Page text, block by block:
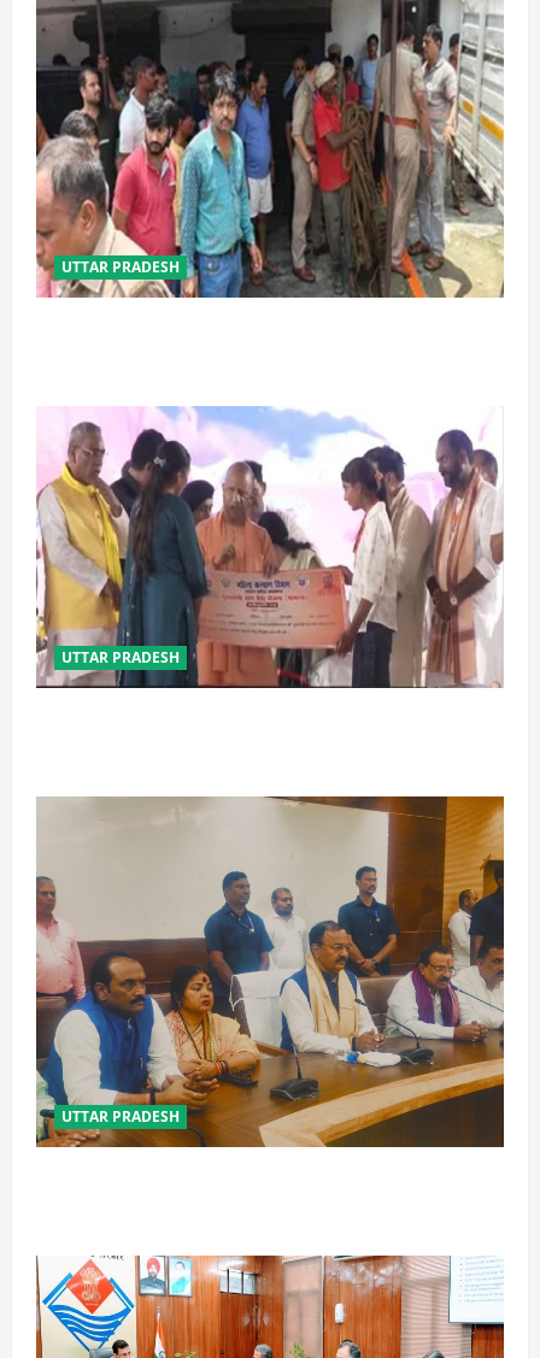
UTTAR PRADESH
UTTAR PRADESH
UTTAR PRADESH